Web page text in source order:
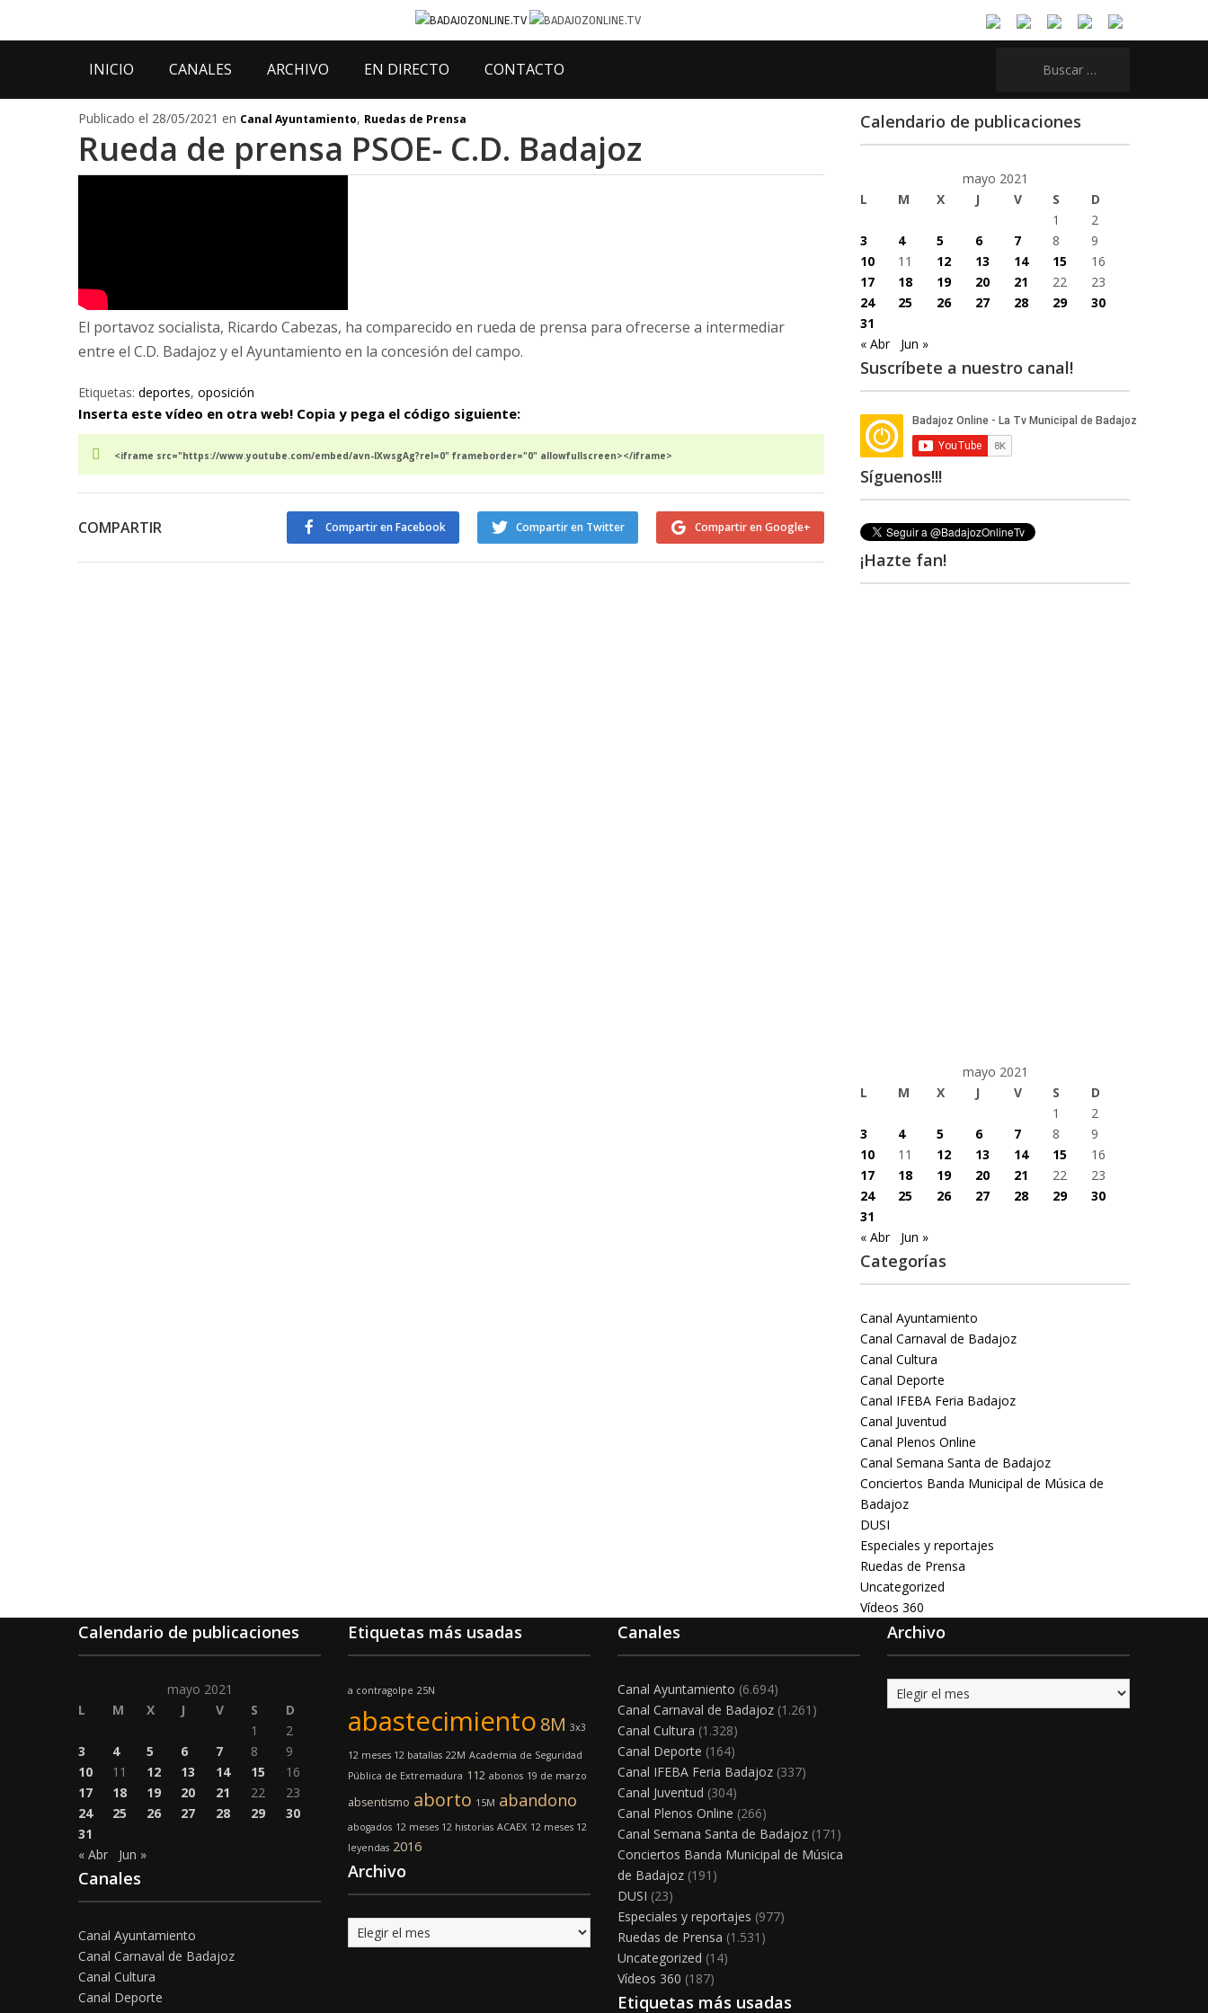
INICIO CANALES ARCHIVO EN DIRECTO CONTACTO
Publicado el 28/05/2021 en Canal Ayuntamiento, Ruedas de Prensa
Rueda de prensa PSOE- C.D. Badajoz
El portavoz socialista, Ricardo Cabezas, ha comparecido en rueda de prensa para ofrecerse a intermediar
entre el C.D. Badajoz y el Ayuntamiento en la concesión del campo.
Etiquetas: deportes, oposición
Inserta este vídeo en otra web! Copia y pega el código siguiente:
<iframe src="https://www.youtube.com/embed/avn-IXwsgAg?rel=0" frameborder="0" allowfullscreen></iframe>
COMPARTIR Compartir en Google+
Compartir en Twitter
Compartir en Facebook
Calendario de publicaciones
mayo 2021
L
M X J V S
D
1
2
3
4 5 6 7 8
9
10
11 12 13 14 15
16
17
18 19 20 21 22
23
24
25 26 27 28 29
30
31
« Abr
Jun »
Suscríbete a nuestro canal!
Síguenos!!!
¡Hazte fan!
mayo 2021
L
M X J V S
D
1
2
3
4 5 6 7 8
9
10
11 12 13 14 15
16
17
18 19 20 21 22
23
24
25 26 27 28 29
30
31
« Abr
Jun »
Categorías
Canal Ayuntamiento
Canal Carnaval de Badajoz
Canal Cultura
Canal Deporte
Canal IFEBA Feria Badajoz
Canal Juventud
Canal Plenos Online
Canal Semana Santa de Badajoz
Conciertos Banda Municipal de Música de
Badajoz
DUSI
Especiales y reportajes
Ruedas de Prensa
Uncategorized
Vídeos 360
Calendario de publicaciones
mayo 2021
L
M X J V S
D
1
2
3
4 5 6 7 8
9
10
11 12 13 14 15
16
17
18 19 20 21 22
23
24
25 26 27 28 29
30
31
« Abr
Jun »
Canales
Canal Ayuntamiento
Canal Carnaval de Badajoz
Canal Cultura
Canal Deporte
Etiquetas más usadas
a contragolpe 25N
abastecimiento 8M 3x3
12 meses 12 batallas 22M Academia de Seguridad
Pública de Extremadura 112 abonos 19 de marzo
absentismo aborto 15M abandono
abogados 12 meses 12 historias ACAEX 12 meses 12
leyendas 2016
Archivo
Archivo
Canales
Canal Ayuntamiento (6.694)
Canal Carnaval de Badajoz (1.261)
Canal Cultura (1.328)
Canal Deporte (164)
Canal IFEBA Feria Badajoz (337)
Canal Juventud (304)
Canal Plenos Online (266)
Canal Semana Santa de Badajoz (171)
Conciertos Banda Municipal de Música
de Badajoz (191)
DUSI (23)
Especiales y reportajes (977)
Ruedas de Prensa (1.531)
Uncategorized (14)
Vídeos 360 (187)
Etiquetas más usadas
Archivo
Archivo